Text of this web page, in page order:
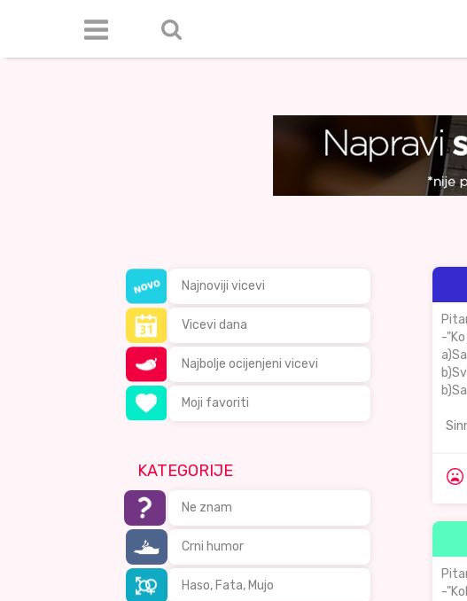
Najnoviji vicevi
Vicevi dana
Najbolje ocijenjeni vicevi
Moji favoriti
KATEGORIJE
Ne znam
Crni humor
Haso, Fata, Mujo
-
-